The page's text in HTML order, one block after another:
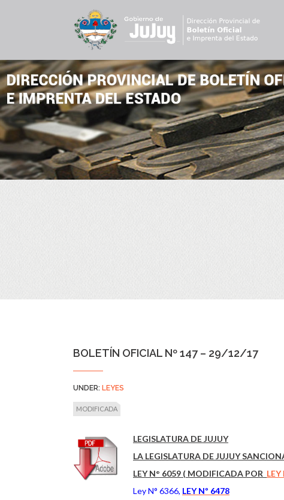
BOLETÍN OFICIAL Nº 147 – 29/12/17
UNDER: LEYES
MODIFICADA
LEGISLATURA DE JUJUY
LA LEGISLATURA DE JUJUY
LEY N° 6059 ( MODIFICADA POR LEY
Ley N° 6366, LEY Nº 6478